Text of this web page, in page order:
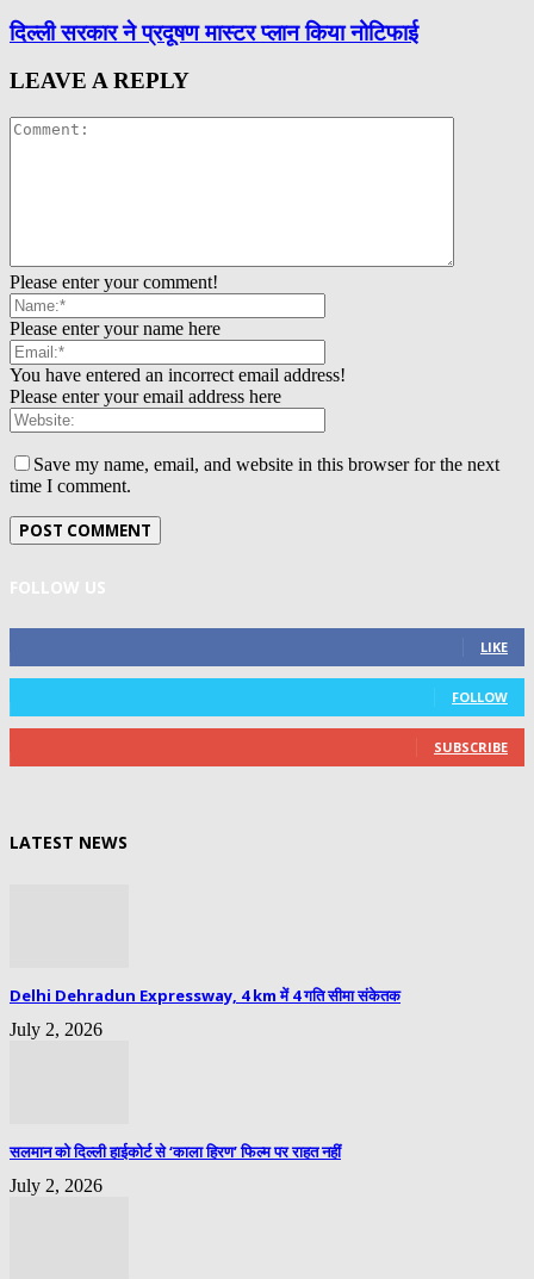
दिल्ली सरकार ने प्रदूषण मास्टर प्लान किया नोटिफाई
LEAVE A REPLY
Please enter your comment!
Please enter your name here
You have entered an incorrect email address!
Please enter your email address here
Save my name, email, and website in this browser for the next
time I comment.
FOLLOW US
LIKE
FOLLOW
SUBSCRIBE
LATEST NEWS
Delhi Dehradun Expressway, 4 km में 4 गति सीमा संकेतक
July 2, 2026
सलमान को दिल्ली हाईकोर्ट से ‘काला हिरण’ फिल्म पर राहत नहीं
July 2, 2026